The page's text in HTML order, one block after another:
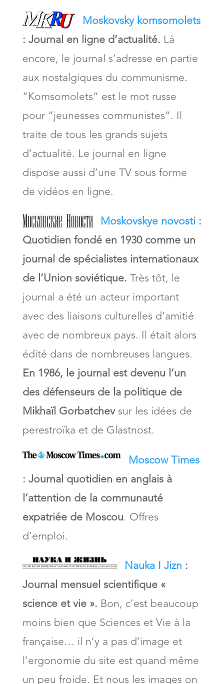
Moskovsky komsomolets
: Journal en ligne d’actualité. Là
encore, le journal s’adresse en partie
aux nostalgiques du communisme.
“Komsomolets” est le mot russe
pour “jeunesses communistes”. Il
traite de tous les grands sujets
d’actualité. Le journal en ligne
dispose aussi d’une TV sous forme
de vidéos en ligne.
Moskovskye novosti:
Quotidien fondé en 1930 comme un
journal de spécialistes internationaux
de l’Union soviétique. Très tôt, le
journal a été un acteur important
avec des liaisons culturelles d’amitié
avec de nombreux pays. Il était alors
édité dans de nombreuses langues.
En 1986, le journal est devenu l’un
des défenseurs de la politique de
Mikhaïl Gorbatchevsur les idées de
perestroïka et de Glastnost.
Moscow Times
: Journal quotidien en anglais à
l’attention de la communauté
expatriée de Moscou. Offres
d’emploi.
Nauka I Jizn :
Journal mensuel scientifique «
science et vie ». Bon, c’est beaucoup
moins bien que Sciences et Vie à la
française… il n’y a pas d’image et
l’ergonomie du site est quand même
un peu froide. Et nous les images on